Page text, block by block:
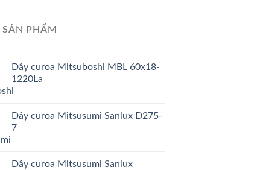
PHẨM
Dây curoa Mitsuboshi MBL 60x18-
1220La
Dây curoa Mitsusumi Sanlux D275-
7
Dây curoa Mitsusumi Sanlux